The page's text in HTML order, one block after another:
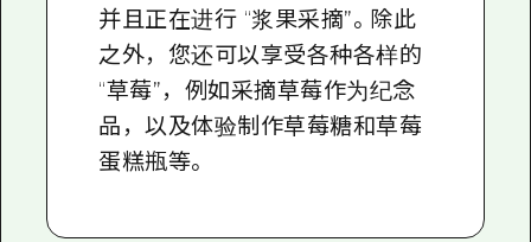
并且正在进行 “浆果采摘”。除此
之外，您还可以享受各种各样的
“草莓”，例如采摘草莓作为纪念
品，以及体验制作草莓糖和草莓
蛋糕瓶等。